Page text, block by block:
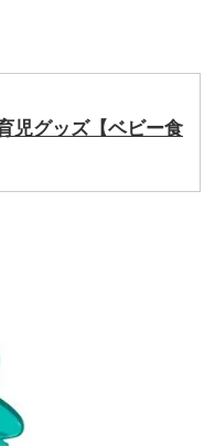
児グッズ【ベビー食